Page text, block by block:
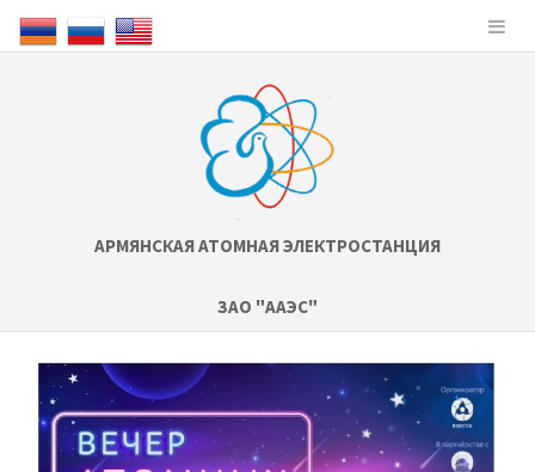
АРМЯНСКАЯ АТОМНАЯ ЭЛЕКТРОСТАНЦИЯ
ЗАО "ААЭС"